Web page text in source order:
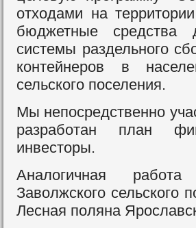
отходами на
бюджетные средства
системы раздельного
контейнеров в
сельского поселения.
Мы непосредственно
разработан план
инвесторы.
Аналогичная
Заволжского сельского
Лесная поляна